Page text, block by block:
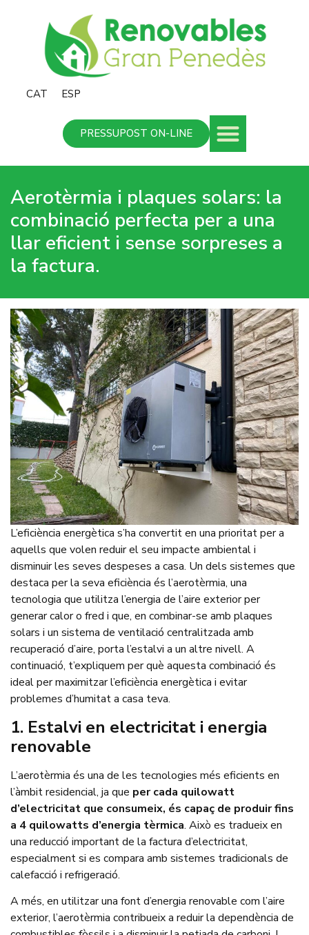
CAT ESP
PRESSUPOST ON-LINE
Aerotèrmia i plaques solars: la
combinació perfecta per a una
llar eficient i sense sorpreses a
la factura.
L’eficiència energètica s’ha convertit en una prioritat per a
aquells que volen reduir el seu impacte ambiental i
disminuir les seves despeses a casa. Un dels sistemes que
destaca per la seva eficiència és l’aerotèrmia, una
tecnologia que utilitza l’energia de l’aire exterior per
generar calor o fred i que, en combinar-se amb plaques
solars i un sistema de ventilació centralitzada amb
recuperació d’aire, porta l’estalvi a un altre nivell. A
continuació, t’expliquem per què aquesta combinació és
ideal per maximitzar l’eficiència energètica i evitar
problemes d’humitat a casa teva.
1.⁠ ⁠Estalvi en electricitat i energia
renovable
L’aerotèrmia és una de les tecnologies més eficients en
l’àmbit residencial, ja que per cada quilowatt
d’electricitat que consumeix, és capaç de produir fins
a 4 quilowatts d’energia tèrmica. Això es tradueix en
una reducció important de la factura d’electricitat,
especialment si es compara amb sistemes tradicionals de
calefacció i refrigeració.
A més, en utilitzar una font d’energia renovable com l’aire
exterior, l’aerotèrmia contribueix a reduir la dependència de